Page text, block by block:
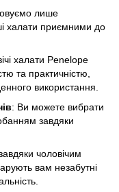
лише
халати приємними до
халати Penelope
та практичністю,
використання.
: Ви можете вибрати
завдяки
чоловічим
вам незабутні